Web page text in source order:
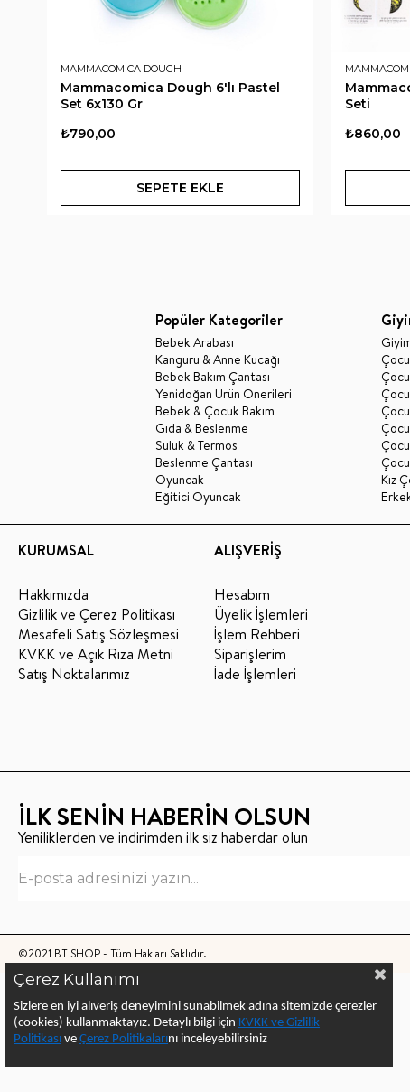
MAMMACOMICA DOUGH
Mammacomica Dough 6'lı Pastel
Set 6x130 Gr
₺790,00
SEPETE EKLE
Seti
₺860,00
Popüler Kategoriler
Bebek Arabası
Kanguru & Anne Kucağı
Bebek Bakım Çantası
Yenidoğan Ürün Önerileri
Bebek & Çocuk Bakım
Gıda & Beslenme
Suluk & Termos
Beslenme Çantası
Oyuncak
Eğitici Oyuncak
Kız
KURUMSAL
Hakkımızda
Gizlilik ve Çerez Politikası
Mesafeli Satış Sözleşmesi
KVKK ve Açık Rıza Metni
Satış Noktalarımız
ALIŞVERİŞ
Hesabım
Üyelik İşlemleri
İşlem Rehberi
Siparişlerim
İade İşlemleri
İLK SENİN HABERİN OLSUN
Yeniliklerden ve indirimden ilk siz haberdar olun
©2021 BT SHOP - Tüm Hakları Saklıdır.
Çerez Kullanımı
Sizlere en iyi alıveriş deneyimini sunabilmek adına sitemizde çerezler
(cookies) kullanmaktayız. Detaylı bilgi için KVKK ve Gizlilik
Politikası ve Çerez Politikalarını inceleyebilirsiniz